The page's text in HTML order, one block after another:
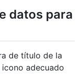
datos para
de título de la
icono adecuado